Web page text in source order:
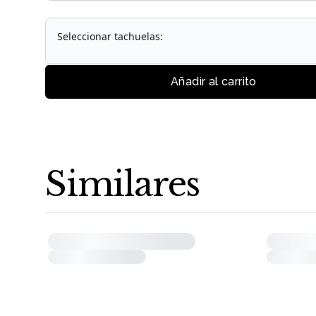
Seleccionar tachuelas:
Añadir al carrito
Similares